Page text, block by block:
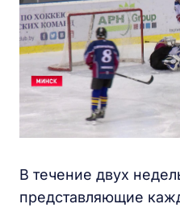
В течение двух
представляющие